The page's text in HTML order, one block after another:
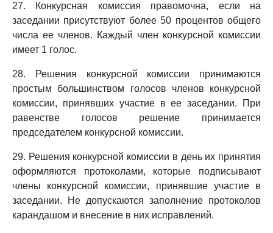
27. Конкурсная комиссия правомочна, если на
заседании присутствуют более 50 процентов общего
числа ее членов. Каждый член конкурсной комиссии
имеет 1 голос.
28. Решения конкурсной комиссии принимаются
простым большинством голосов членов конкурсной
комиссии, принявших участие в ее заседании. При
равенстве голосов решение принимается
председателем конкурсной комиссии.
29. Решения конкурсной комиссии в день их принятия
оформляются протоколами, которые подписывают
члены конкурсной комиссии, принявшие участие в
заседании. Не допускаются заполнение протоколов
карандашом и внесение в них исправлений.